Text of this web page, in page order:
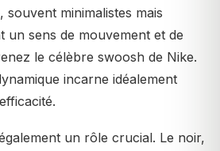
souvent minimalistes mais
un sens de mouvement et de
le célèbre swoosh de Nike.
incarne idéalement
un rôle crucial. Le noir,